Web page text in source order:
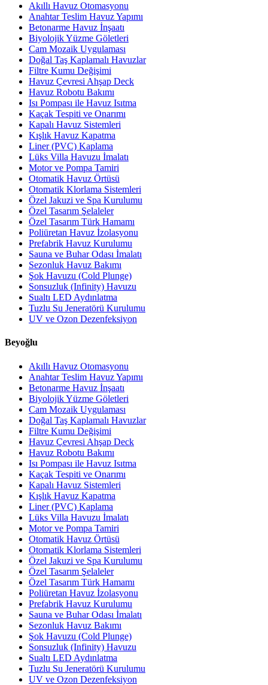
Akıllı Havuz Otomasyonu
Anahtar Teslim Havuz Yapımı
Betonarme Havuz İnşaatı
Biyolojik Yüzme Göletleri
Cam Mozaik Uygulaması
Doğal Taş Kaplamalı Havuzlar
Filtre Kumu Değişimi
Havuz Çevresi Ahşap Deck
Havuz Robotu Bakımı
Isı Pompası ile Havuz Isıtma
Kaçak Tespiti ve Onarımı
Kapalı Havuz Sistemleri
Kışlık Havuz Kapatma
Liner (PVC) Kaplama
Lüks Villa Havuzu İmalatı
Motor ve Pompa Tamiri
Otomatik Havuz Örtüsü
Otomatik Klorlama Sistemleri
Özel Jakuzi ve Spa Kurulumu
Özel Tasarım Şelaleler
Özel Tasarım Türk Hamamı
Poliüretan Havuz İzolasyonu
Prefabrik Havuz Kurulumu
Sauna ve Buhar Odası İmalatı
Sezonluk Havuz Bakımı
Şok Havuzu (Cold Plunge)
Sonsuzluk (Infinity) Havuzu
Sualtı LED Aydınlatma
Tuzlu Su Jeneratörü Kurulumu
UV ve Ozon Dezenfeksiyon
Beyoğlu
Akıllı Havuz Otomasyonu
Anahtar Teslim Havuz Yapımı
Betonarme Havuz İnşaatı
Biyolojik Yüzme Göletleri
Cam Mozaik Uygulaması
Doğal Taş Kaplamalı Havuzlar
Filtre Kumu Değişimi
Havuz Çevresi Ahşap Deck
Havuz Robotu Bakımı
Isı Pompası ile Havuz Isıtma
Kaçak Tespiti ve Onarımı
Kapalı Havuz Sistemleri
Kışlık Havuz Kapatma
Liner (PVC) Kaplama
Lüks Villa Havuzu İmalatı
Motor ve Pompa Tamiri
Otomatik Havuz Örtüsü
Otomatik Klorlama Sistemleri
Özel Jakuzi ve Spa Kurulumu
Özel Tasarım Şelaleler
Özel Tasarım Türk Hamamı
Poliüretan Havuz İzolasyonu
Prefabrik Havuz Kurulumu
Sauna ve Buhar Odası İmalatı
Sezonluk Havuz Bakımı
Şok Havuzu (Cold Plunge)
Sonsuzluk (Infinity) Havuzu
Sualtı LED Aydınlatma
Tuzlu Su Jeneratörü Kurulumu
UV ve Ozon Dezenfeksiyon